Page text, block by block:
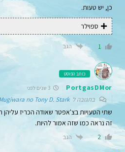
כן, יש טעות.
ספוילר
1 הגב
כותב הפוסט
PortgasDMor
בתגובה לno Tony D. Stark
שתי הטעויות בצ'אפטר שאודה הכריז עליהן
זה נראה כמו שזה אמור להיות.
2 הגב